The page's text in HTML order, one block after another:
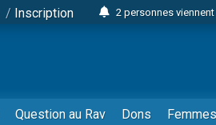
/ Inscription
2 personnes
3 personnes
2 personnes
3 personnes
Question au Rav Dons Femmes